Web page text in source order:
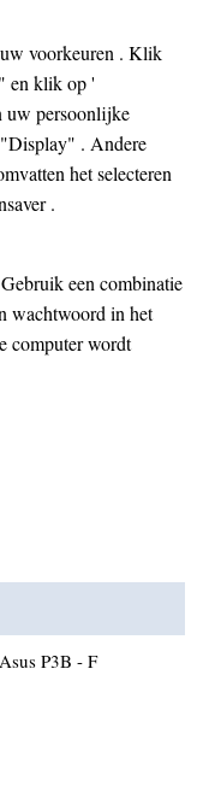
uw voorkeuren . Klik
en klik op '
uw persoonlijke
"Display" . Andere
het selecteren
.
een combinatie
wachtwoord in het
computer wordt
P3B - F